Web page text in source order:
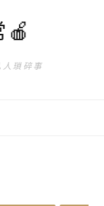
瑣碎事